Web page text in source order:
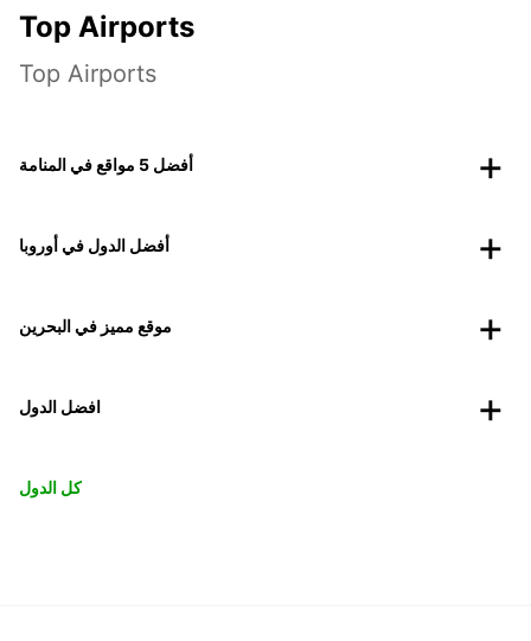
Top Airports
Top Airports
أفضل 5 مواقع في المنامة
أفضل الدول في أوروبا
موقع مميز في البحرين
افضل الدول
كل الدول